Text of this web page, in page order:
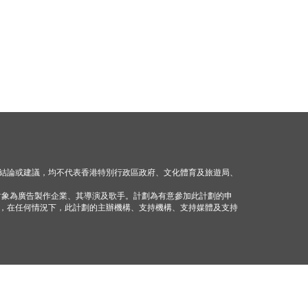
或建議，均不代表香港特別行政區政府、文化體育及旅遊局、
為廣告製作企業、其導演及歌手。計劃為有意參加此計劃的申
任何情況下，此計劃的主辦機構、支持機構、支持媒體及支持